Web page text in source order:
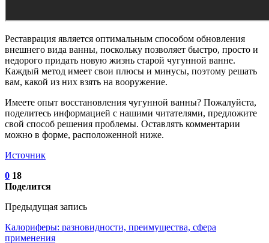
Реставрация является оптимальным способом обновления
внешнего вида ванны, поскольку позволяет быстро, просто и
недорого придать новую жизнь старой чугунной ванне.
Каждый метод имеет свои плюсы и минусы, поэтому решать
вам, какой из них взять на вооружение.
Имеете опыт восстановления чугунной ванны? Пожалуйста,
поделитесь информацией с нашими читателями, предложите
свой способ решения проблемы. Оставлять комментарии
можно в форме, расположенной ниже.
Источник
0 18
Поделится
Предыдущая запись
Калориферы: разновидности, преимущества, сфера
применения